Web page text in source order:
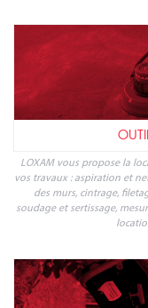
LOXAM vous propose la
vos travaux : aspiration et
des murs, cintrage,
soudage et sertissage,